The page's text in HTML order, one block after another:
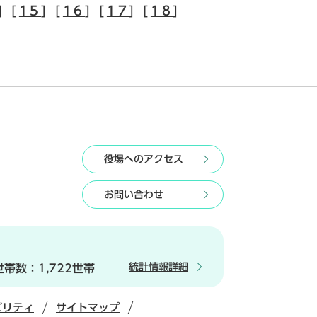
[ 15] [ 16] [ 17] [ 18]
役場へのアクセス
お問い合わせ
帯数： 1,722世帯 統計情報詳細
ティ サイトマップ